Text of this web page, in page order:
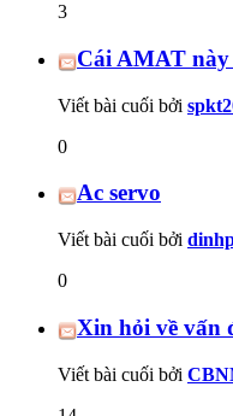
3
Cái AMAT này
Viết bài cuối bởi
0
Ac servo
Viết bài cuối bởi
0
Xin hỏi về vấn
Viết bài cuối bởi